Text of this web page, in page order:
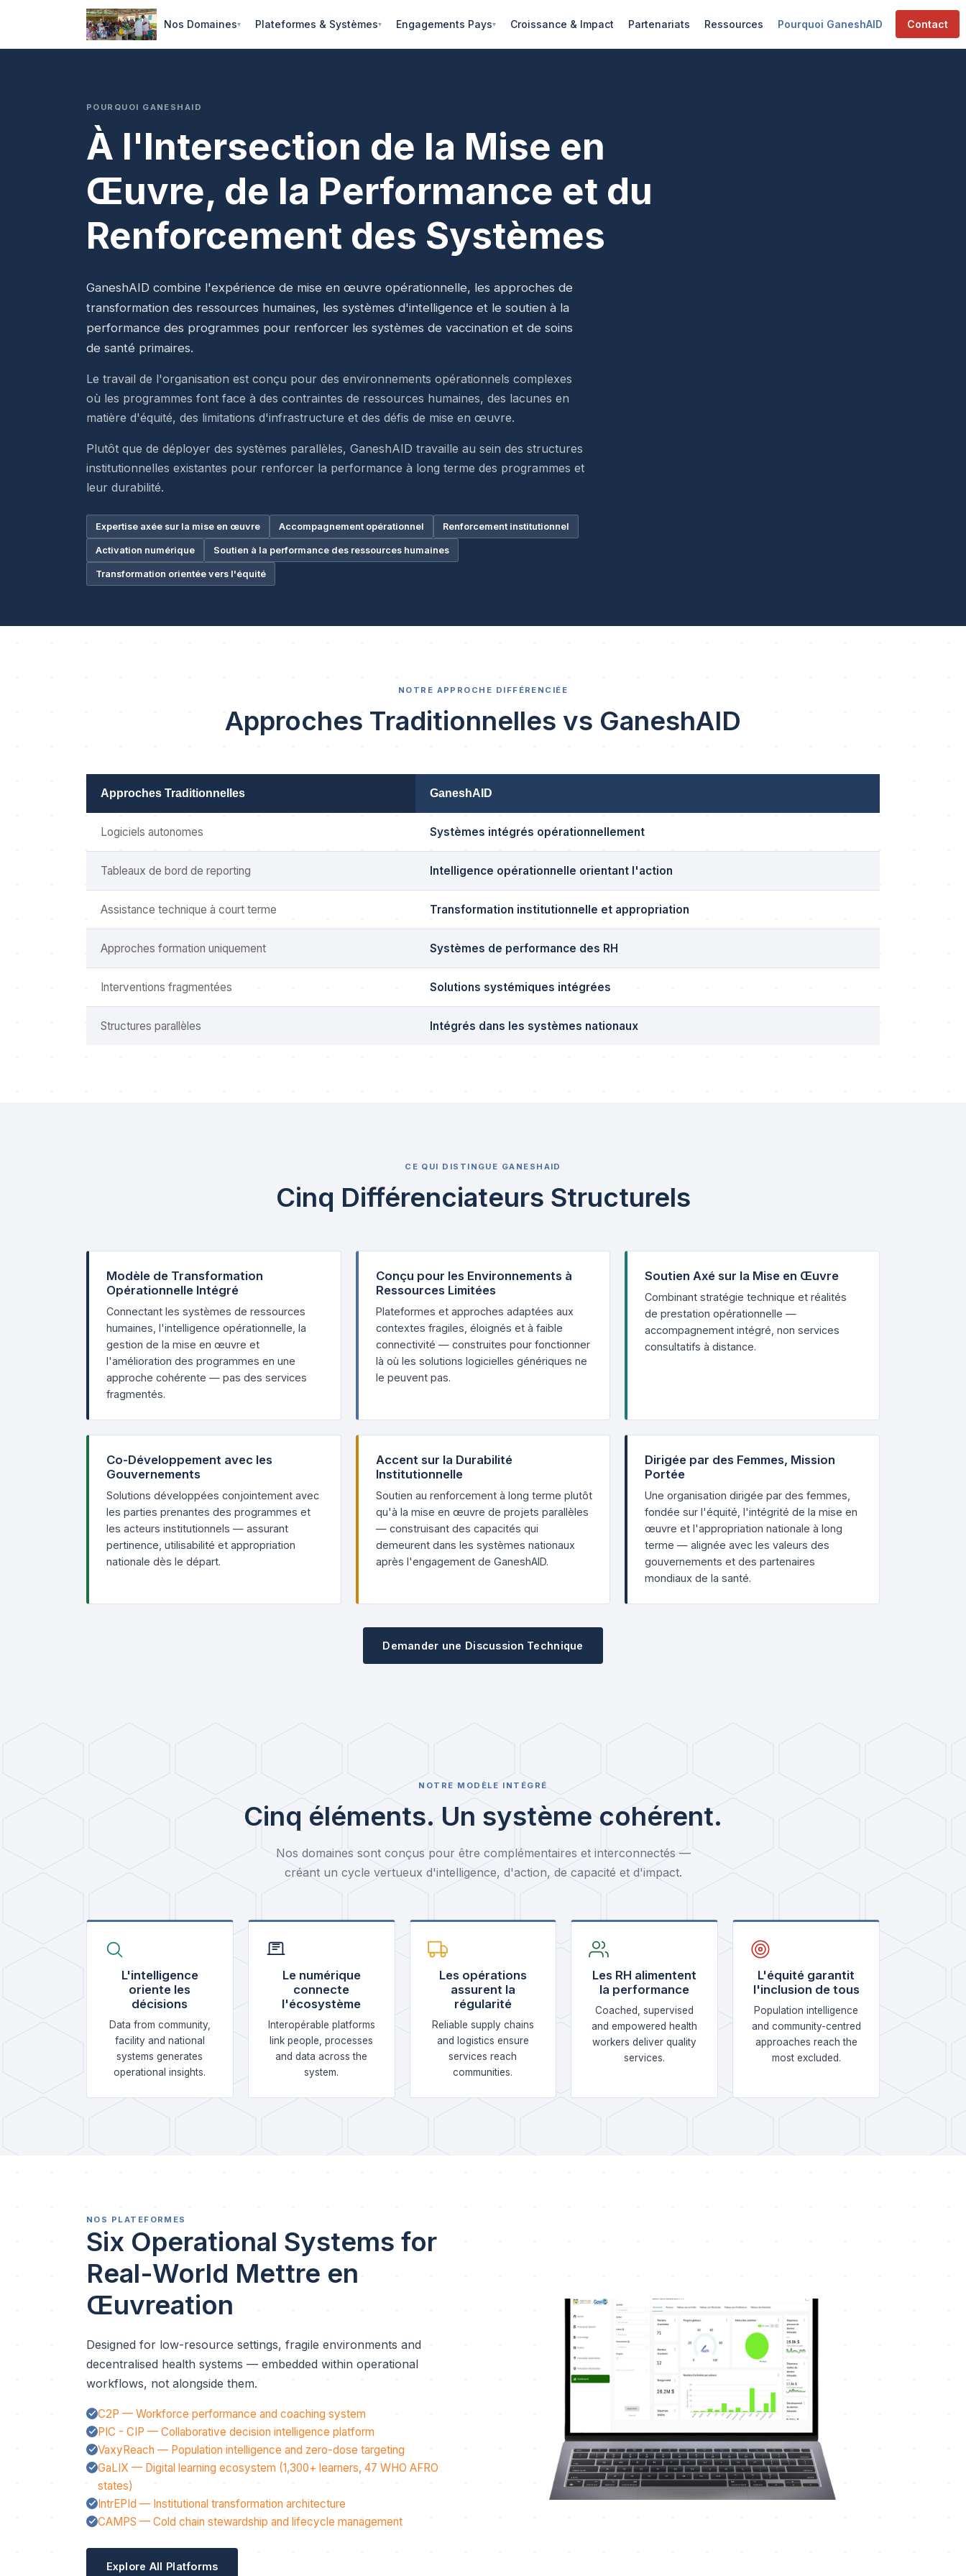
Nos Domaines Plateformes & Systèmes Engagements Pays Croissance & Impact Partenariats Ressources Pourquoi GaneshAID Contact
POURQUOI GANESHAID
À l'Intersection de la Mise en
Œuvre, de la Performance et du
Renforcement des Systèmes
GaneshAID combine l'expérience de mise en œuvre opérationnelle, les approches de
transformation des ressources humaines, les systèmes d'intelligence et le soutien à la
performance des programmes pour renforcer les systèmes de vaccination et de soins
de santé primaires.
Le travail de l'organisation est conçu pour des environnements opérationnels complexes
où les programmes font face à des contraintes de ressources humaines, des lacunes en
matière d'équité, des limitations d'infrastructure et des défis de mise en œuvre.
Plutôt que de déployer des systèmes parallèles, GaneshAID travaille au sein des structures
institutionnelles existantes pour renforcer la performance à long terme des programmes et
leur durabilité.
Expertise axée sur la mise en œuvre Accompagnement opérationnel Renforcement institutionnel
Activation numérique Soutien à la performance des ressources humaines
Transformation orientée vers l'équité
NOTRE APPROCHE DIFFÉRENCIÉE
Approches Traditionnelles vs GaneshAID
Approches Traditionnelles GaneshAID
Logiciels autonomes Systèmes intégrés opérationnellement
Tableaux de bord de reporting Intelligence opérationnelle orientant l'action
Assistance technique à court terme Transformation institutionnelle et appropriation
Approches formation uniquement Systèmes de performance des RH
Interventions fragmentées Solutions systémiques intégrées
Structures parallèles Intégrés dans les systèmes nationaux
CE QUI DISTINGUE GANESHAID
Cinq Différenciateurs Structurels
Modèle de Transformation
Opérationnelle Intégré
Connectant les systèmes de ressources
humaines, l'intelligence opérationnelle, la
gestion de la mise en œuvre et
l'amélioration des programmes en une
approche cohérente — pas des services
fragmentés.
Conçu pour les Environnements à
Ressources Limitées
Plateformes et approches adaptées aux
contextes fragiles, éloignés et à faible
connectivité — construites pour fonctionner
là où les solutions logicielles génériques ne
le peuvent pas.
Soutien Axé sur la Mise en Œuvre
Combinant stratégie technique et réalités
de prestation opérationnelle —
accompagnement intégré, non services
consultatifs à distance.
Co-Développement avec les
Gouvernements
Solutions développées conjointement avec
les parties prenantes des programmes et
les acteurs institutionnels — assurant
pertinence, utilisabilité et appropriation
nationale dès le départ.
Accent sur la Durabilité
Institutionnelle
Soutien au renforcement à long terme plutôt
qu'à la mise en œuvre de projets parallèles
— construisant des capacités qui
demeurent dans les systèmes nationaux
après l'engagement de GaneshAID.
Dirigée par des Femmes, Mission
Portée
Une organisation dirigée par des femmes,
fondée sur l'équité, l'intégrité de la mise en
œuvre et l'appropriation nationale à long
terme — alignée avec les valeurs des
gouvernements et des partenaires
mondiaux de la santé.
Demander une Discussion Technique
NOTRE MODÈLE INTÉGRÉ
Cinq éléments. Un système cohérent.
Nos domaines sont conçus pour être complémentaires et interconnectés —
créant un cycle vertueux d'intelligence, d'action, de capacité et d'impact.
L'intelligence
oriente les
décisions
Data from community,
facility and national
systems generates
operational insights.
Le numérique
connecte
l'écosystème
Interopérable platforms
link people, processes
and data across the
system.
Les opérations
assurent la
régularité
Reliable supply chains
and logistics ensure
services reach
communities.
Les RH alimentent
la performance
Coached, supervised
and empowered health
workers deliver quality
services.
L'équité garantit
l'inclusion de tous
Population intelligence
and community-centred
approaches reach the
most excluded.
NOS PLATEFORMES
Six Operational Systems for
Real-World Mettre en
Œuvreation
Designed for low-resource settings, fragile environments and
decentralised health systems — embedded within operational
workflows, not alongside them.
C2P — Workforce performance and coaching system
PIC - CIP — Collaborative decision intelligence platform
VaxyReach — Population intelligence and zero-dose targeting
GaLIX — Digital learning ecosystem (1,300+ learners, 47 WHO AFRO
states)
IntrEPId — Institutional transformation architecture
CAMPS — Cold chain stewardship and lifecycle management
Explore All Platforms